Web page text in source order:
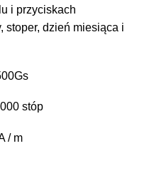
i przyciskach
stoper, dzień miesiąca i
stóp
/ m